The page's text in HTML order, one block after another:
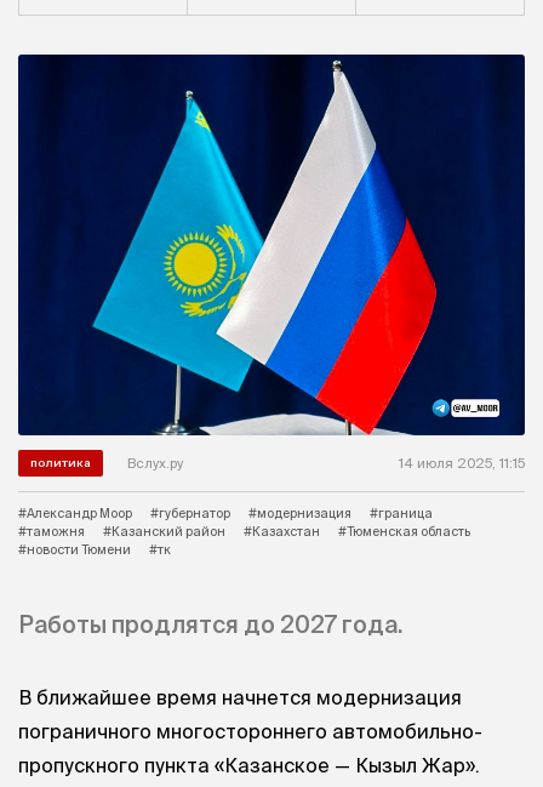
политика Вслух.ру 14 июля 2025, 11:15
#Александр Моор #губернатор #модернизация
#граница
#таможня
#Казанский район #Казахстан
#Тюменская область
#новости Тюмени
#тк
Работы продлятся до 2027 года.
В ближайшее время начнется модернизация
пограничного многостороннего автомобильно-
пропускного пункта «Казанское — Кызыл Жар».